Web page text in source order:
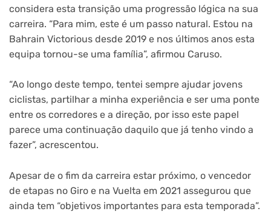
considera esta transição uma progressão lógica na sua
carreira. “Para mim, este é um passo natural. Estou na
Bahrain Victorious desde 2019 e nos últimos anos esta
equipa tornou-se uma família”, afirmou Caruso.
“Ao longo deste tempo, tentei sempre ajudar jovens
ciclistas, partilhar a minha experiência e ser uma ponte
entre os corredores e a direção, por isso este papel
parece uma continuação daquilo que já tenho vindo a
fazer”, acrescentou.
Apesar de o fim da carreira estar próximo, o vencedor
de etapas no Giro e na Vuelta em 2021 assegurou que
ainda tem “objetivos importantes para esta temporada”.